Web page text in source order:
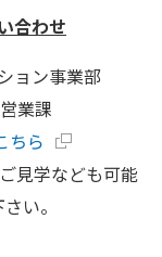
合わせ
ョン事業部
業課
ちら
見学なども可能
い。